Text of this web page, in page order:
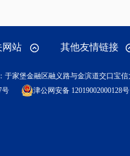
网站 其他友情链接
于家堡金融区融义路与金滨道交口宝信
号
津公网安备 12019002000128号